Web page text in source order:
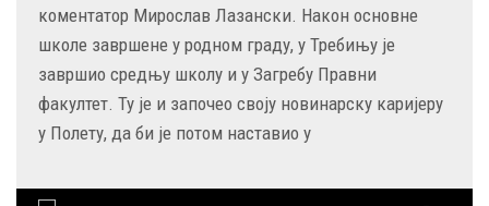
коментатор Мирослав Лазански. Након основне
школе завршене у родном граду, у Требињу је
завршио средњу школу и у Загребу Правни
факултет. Ту је и започео своју новинарску каријеру
у Полету, да би је потом наставио у